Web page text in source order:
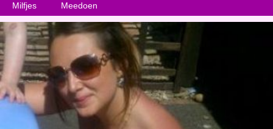
Milfjes Meedoen